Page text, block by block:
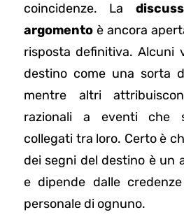
coincidenze. La
argomento è ancora
risposta definitiva. Alcuni
destino come una sorta
mentre altri
razionali a eventi che
collegati tra loro. Certo è
dei segni del destino è un
e dipende dalle credenze
personale di ognuno.